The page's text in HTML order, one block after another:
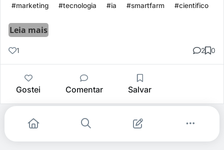
#marketing #tecnologia #ia #smartfarm #cientifico
Leia mais
1 2 0
Gostei Comentar Salvar